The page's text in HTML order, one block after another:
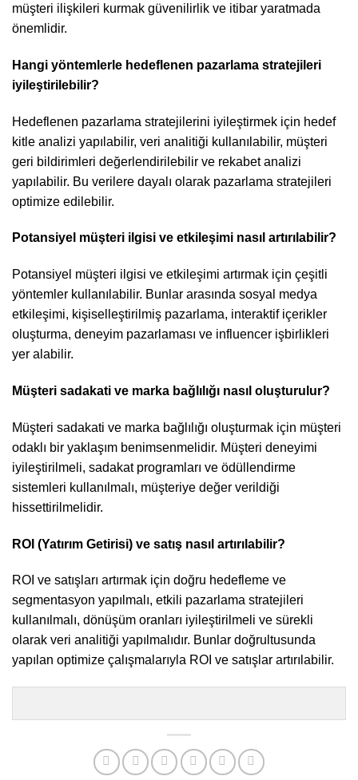
müşteri ilişkileri kurmak güvenilirlik ve itibar yaratmada
önemlidir.
Hangi yöntemlerle hedeflenen pazarlama stratejileri
iyileştirilebilir?
Hedeflenen pazarlama stratejilerini iyileştirmek için hedef
kitle analizi yapılabilir, veri analitiği kullanılabilir, müşteri
geri bildirimleri değerlendirilebilir ve rekabet analizi
yapılabilir. Bu verilere dayalı olarak pazarlama stratejileri
optimize edilebilir.
Potansiyel müşteri ilgisi ve etkileşimi nasıl artırılabilir?
Potansiyel müşteri ilgisi ve etkileşimi artırmak için çeşitli
yöntemler kullanılabilir. Bunlar arasında sosyal medya
etkileşimi, kişiselleştirilmiş pazarlama, interaktif içerikler
oluşturma, deneyim pazarlaması ve influencer işbirlikleri
yer alabilir.
Müşteri sadakati ve marka bağlılığı nasıl oluşturulur?
Müşteri sadakati ve marka bağlılığı oluşturmak için müşteri
odaklı bir yaklaşım benimsenmelidir. Müşteri deneyimi
iyileştirilmeli, sadakat programları ve ödüllendirme
sistemleri kullanılmalı, müşteriye değer verildiği
hissettirilmelidir.
ROI (Yatırım Getirisi) ve satış nasıl artırılabilir?
ROI ve satışları artırmak için doğru hedefleme ve
segmentasyon yapılmalı, etkili pazarlama stratejileri
kullanılmalı, dönüşüm oranları iyileştirilmeli ve sürekli
olarak veri analitiği yapılmalıdır. Bunlar doğrultusunda
yapılan optimize çalışmalarıyla ROI ve satışlar artırılabilir.